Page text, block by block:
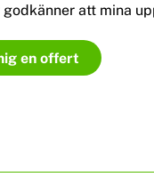
godkänner att mina
en offert